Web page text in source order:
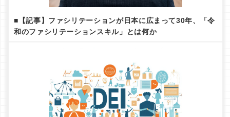
■【記事】ファシリテーションが日本に広まって30年、「令
和のファシリテーションスキル」とは何か